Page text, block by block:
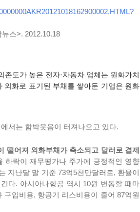
스>. 2012.10.18
존도가 높은 전자·자동차 업체는 원화가치
외화로 표기된 부채를 쌓아둔 기업은 원화
서는 함박웃음이 터져나오고 있다.
떨어져 외화부채가 축소되고 달러로 결제
하락이 재무평가나 주가에 긍정적인 영향
지난달 말 기준 73억5천만달러로, 환율이
다. 아시아나항공 역시 10원 변동할 때마
입비용, 항공기 리스비용이 줄어 87억원